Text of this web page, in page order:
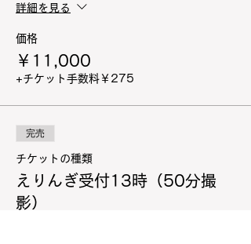
詳細を見る
価格
￥11,000
+チケット手数料￥275
完売
チケットの種類
えりんぎ受付13時（50分撮
影）